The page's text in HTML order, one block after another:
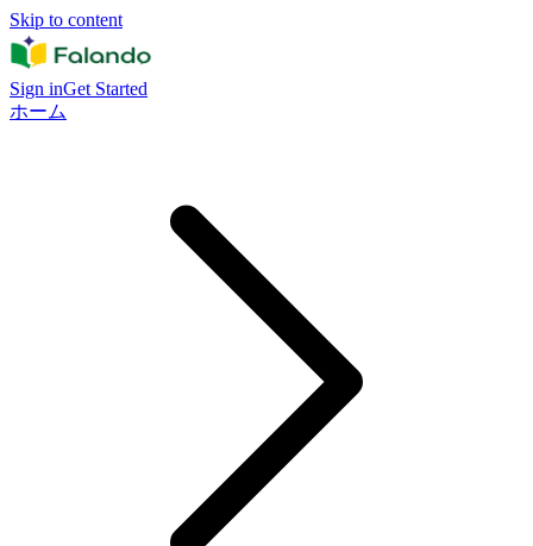
Skip to content
Sign inGet Started
ホーム